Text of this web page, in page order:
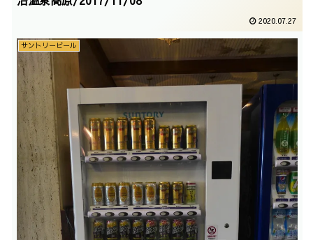
2020.07.27
サントリービール